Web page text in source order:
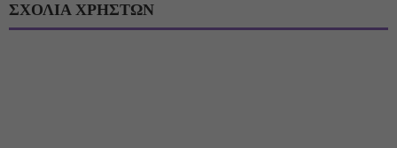
ΣΧΟΛΙΑ ΧΡΗΣΤΩΝ